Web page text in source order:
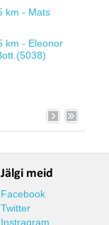
Jälgi meid
Facebook
Twitter
Instragram